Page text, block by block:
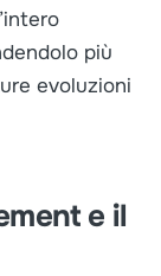
più
evoluzioni
e il